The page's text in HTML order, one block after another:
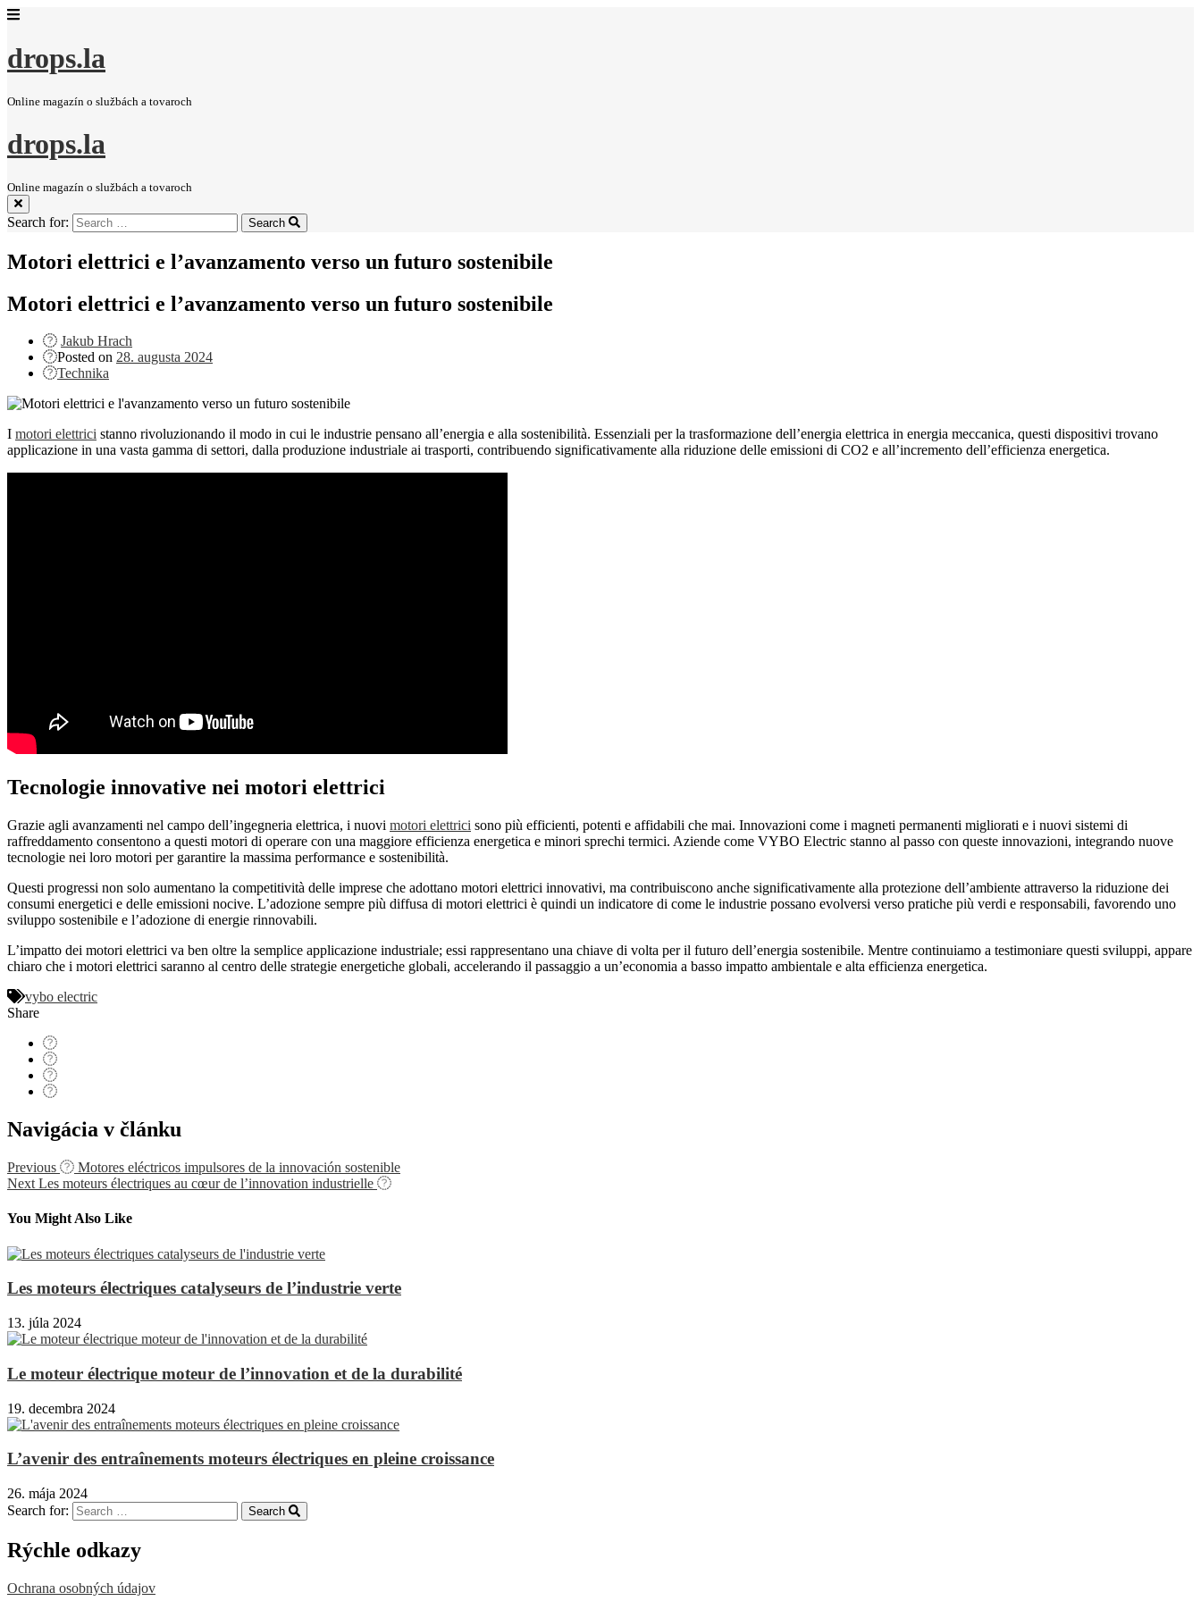
drops.la
Online magazín o službách a tovaroch
drops.la
Online magazín o službách a tovaroch
Search for: Search
Motori elettrici e l’avanzamento verso un futuro sostenibile
Motori elettrici e l’avanzamento verso un futuro sostenibile
Jakub Hrach
Posted on 28. augusta 2024
Technika
I motori elettrici stanno rivoluzionando il modo in cui le industrie pensano all’energia e alla sostenibilità. Essenziali per la trasformazione dell’energia elettrica in energia meccanica, questi dispositivi trovano
applicazione in una vasta gamma di settori, dalla produzione industriale ai trasporti, contribuendo significativamente alla riduzione delle emissioni di CO2 e all’incremento dell’efficienza energetica.
Tecnologie innovative nei motori elettrici
Grazie agli avanzamenti nel campo dell’ingegneria elettrica, i nuovi motori elettrici sono più efficienti, potenti e affidabili che mai. Innovazioni come i magneti permanenti migliorati e i nuovi sistemi di
raffreddamento consentono a questi motori di operare con una maggiore efficienza energetica e minori sprechi termici. Aziende come VYBO Electric stanno al passo con queste innovazioni, integrando nuove
tecnologie nei loro motori per garantire la massima performance e sostenibilità.
Questi progressi non solo aumentano la competitività delle imprese che adottano motori elettrici innovativi, ma contribuiscono anche significativamente alla protezione dell’ambiente attraverso la riduzione dei
consumi energetici e delle emissioni nocive. L’adozione sempre più diffusa di motori elettrici è quindi un indicatore di come le industrie possano evolversi verso pratiche più verdi e responsabili, favorendo uno
sviluppo sostenibile e l’adozione di energie rinnovabili.
L’impatto dei motori elettrici va ben oltre la semplice applicazione industriale; essi rappresentano una chiave di volta per il futuro dell’energia sostenibile. Mentre continuiamo a testimoniare questi sviluppi, appare
chiaro che i motori elettrici saranno al centro delle strategie energetiche globali, accelerando il passaggio a un’economia a basso impatto ambientale e alta efficienza energetica.
vybo electric
Share
Navigácia v článku
Previous
Motores eléctricos impulsores de la innovación sostenible
Next Les moteurs électriques au cœur de l’innovation industrielle
You Might Also Like
Les moteurs électriques catalyseurs de l’industrie verte
13. júla 2024
Le moteur électrique moteur de l’innovation et de la durabilité
19. decembra 2024
L’avenir des entraînements moteurs électriques en pleine croissance
26. mája 2024
Search for:
Search
Rýchle odkazy
Ochrana osobných údajov